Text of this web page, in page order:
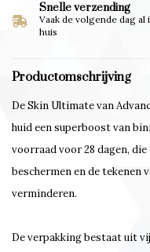
Snelle verzending
Vaak de volgende dag al
huis
Productomschrijving
De Skin Ultimate van
huid een superboost van
voorraad voor 28 dagen,
beschermen en de tekenen
verminderen.
De verpakking bestaat uit